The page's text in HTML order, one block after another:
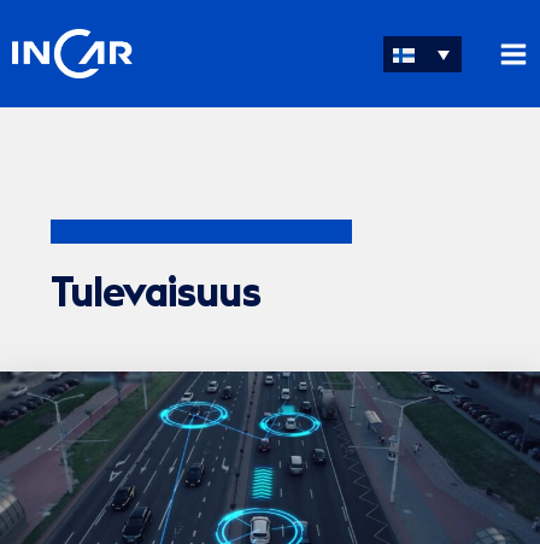
sisältöön
Tulevaisuus